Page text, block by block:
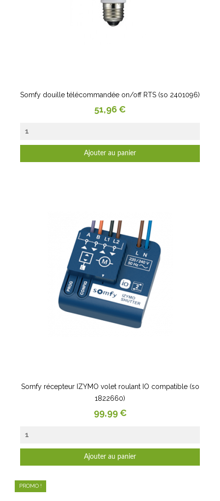
Somfy douille télécommandée on/off RTS (so 2401096)
Prix
51,96 €
Ajouter au panier
Somfy récepteur IZYMO volet roulant IO compatible (so
1822660)
Prix
99,99 €
Ajouter au panier
PROMO !